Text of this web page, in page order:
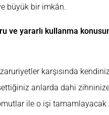
büyük bir imkân.
ve yararlı kullanma
karşısında
anlarda dahi
ile o işi tamamlayacak